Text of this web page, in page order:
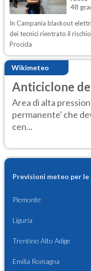
48
In Campania blackout
dei tecnici rientrato il
Procida
Wikimeteo
Anticiclone
Area di alta
permanente' che
cen...
Previsioni meteo per
Piemonte
Liguria
Trentino Alto Adige
Emilia Romagna